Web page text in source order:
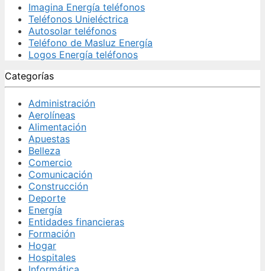
Imagina Energía teléfonos
Teléfonos Unieléctrica
Autosolar teléfonos
Teléfono de Masluz Energía
Logos Energía teléfonos
Categorías
Administración
Aerolíneas
Alimentación
Apuestas
Belleza
Comercio
Comunicación
Construcción
Deporte
Energía
Entidades financieras
Formación
Hogar
Hospitales